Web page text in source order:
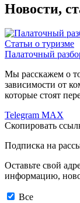
Новости,
Статьи о туризме
Палаточный
Мы расскажем о
зависимости от
которые стоят
Telegram MAX
Скопировать
Подписка на
Оставьте свой
информацию,
Все